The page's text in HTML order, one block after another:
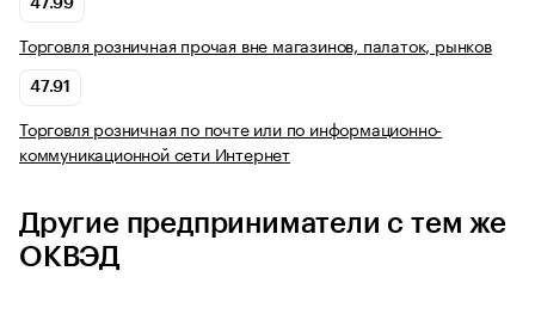
47.99
Торговля розничная прочая вне магазинов, палаток, рынков
47.91
Торговля розничная по почте или по информационно-
коммуникационной сети Интернет
Другие предприниматели с тем же
ОКВЭД